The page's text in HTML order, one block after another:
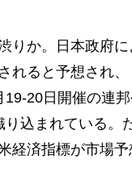
りか。日本政府
れると予想され
20日開催の連
込まれている。
経済指標が市場